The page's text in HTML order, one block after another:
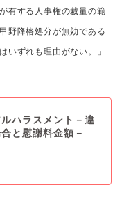
有する人事権の裁量の範
野降格処分が無効である
いずれも理由がない。」
ハラスメント－違
と慰謝料金額－